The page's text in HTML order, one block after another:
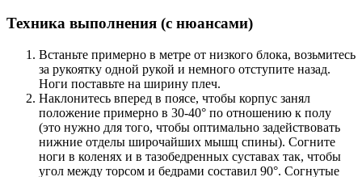
Техника выполнения (с нюансами)
Встаньте примерно в метре от низкого блока, возьмитесь
за рукоятку одной рукой и немного отступите назад.
Ноги поставьте на ширину плеч.
Наклонитесь вперед в поясе, чтобы корпус занял
положение примерно в 30-40° по отношению к полу
(это нужно для того, чтобы оптимально задействовать
нижние отделы широчайших мышц спины). Согните
ноги в коленях и в тазобедренных суставах так, чтобы
угол между торсом и бедрами составил 90°. Согнутые